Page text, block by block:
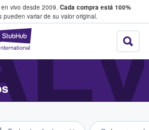
vivo desde 2009. Cada compra está 100%
pueden variar de su valor original.
StubHub: donde
boletos